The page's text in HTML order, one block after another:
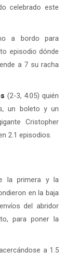
celebrado este
a bordo para
episodio dónde
a 7 su racha
(2-3, 4.05) quién
un boleto y un
Cristopher
2.1 episodios.
la primera y la
en la baja
del abridor
para poner la
a 1.5